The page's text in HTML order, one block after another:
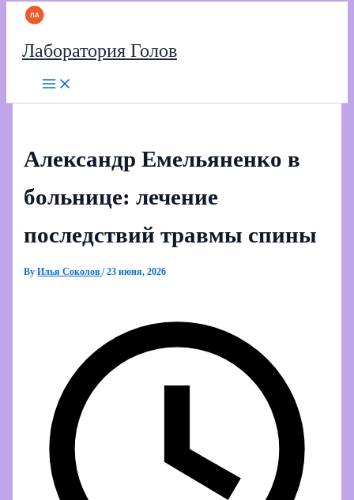
Лаборатория Голов
Александр Емельяненко в
больнице: лечение
последствий травмы спины
ByИлья Соколов/23 июня, 2026